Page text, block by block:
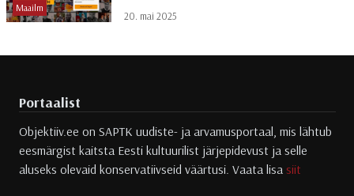
Maailm
20. mai 2025
Portaalist
Objektiiv.ee on SAPTK uudiste- ja arvamusportaal, mis lähtub
eesmärgist kaitsta Eesti kultuurilist järjepidevust ja selle
aluseks olevaid konservatiivseid väärtusi. Vaata lisa siit